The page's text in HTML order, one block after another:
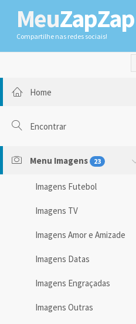
MeuZapZap
Compartilhe nas redes sociais!
Home
Encontrar
Menu Imagens 23
Imagens Futebol
Imagens TV
Imagens Amor e Amizade
Imagens Datas
Imagens Engraçadas
Imagens Outras